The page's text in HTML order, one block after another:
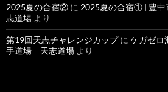
2025夏の合宿② に 2025夏の合宿① | 豊
志道場 より
第19回天志チャレンジカップに ケガゼロ
手道場 天志道場 より